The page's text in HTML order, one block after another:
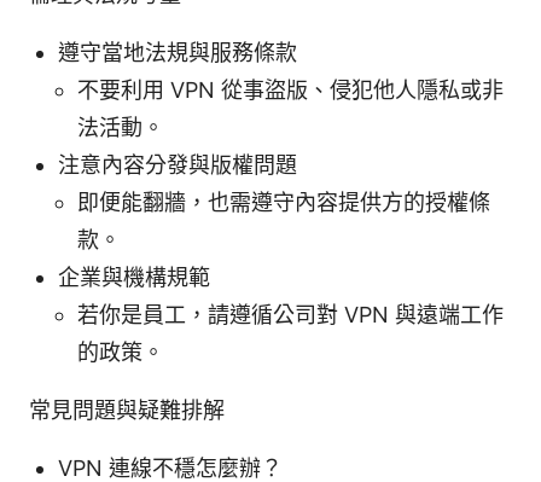
遵守當地法規與服務條款
不要利用 VPN 從事盜版、侵犯他人隱私或非
法活動。
注意內容分發與版權問題
即便能翻牆，也需遵守內容提供方的授權條
款。
企業與機構規範
若你是員工，請遵循公司對 VPN 與遠端工作
的政策。
常見問題與疑難排解
VPN 連線不穩怎麼辦？